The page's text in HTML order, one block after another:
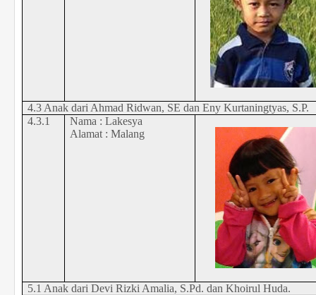
4.3 Anak dari Ahmad Ridwan, SE dan Eny Kurtaningtyas, S.P.
4.3.1
Nama : Lakesya
Alamat : Malang
5.1 Anak dari Devi Rizki Amalia, S.Pd. dan Khoirul Huda.